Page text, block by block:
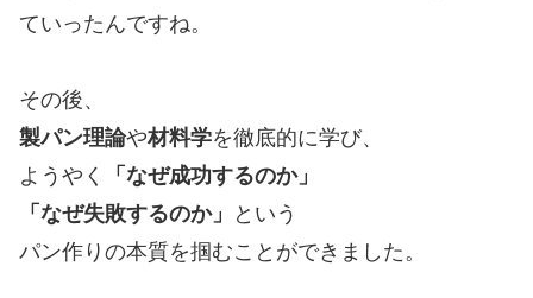
ていったんですね。
その後、
製パン理論や材料学を徹底的に学び、
ようやく
「なぜ成功するのか」
「なぜ失敗するのか」
という
パン作りの本質を掴むことができました。